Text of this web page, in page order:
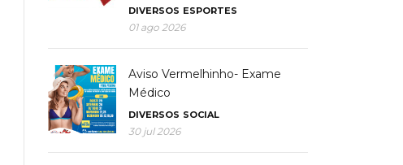
DIVERSOS ESPORTES
01 ago 2026
Aviso Vermelhinho- Exame
Médico
DIVERSOS SOCIAL
30 jul 2026